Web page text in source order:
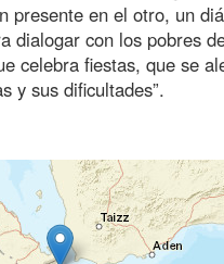
presente en el otro, un
dialogar con los pobres
celebra fiestas, que se
y sus dificultades”.